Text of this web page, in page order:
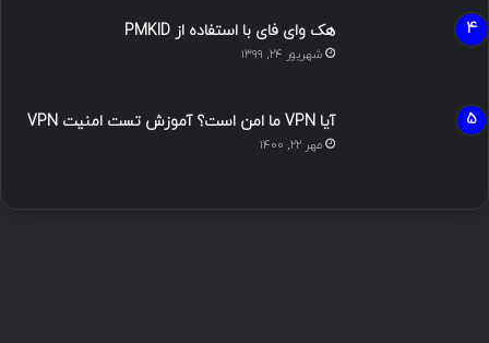
هک وای فای با استفاده از PMKID
شهریور ۲۴, ۱۳۹۹
آیا VPN ما امن است؟ آموزش تست امنیت VPN
مهر ۲۲, ۱۴۰۰